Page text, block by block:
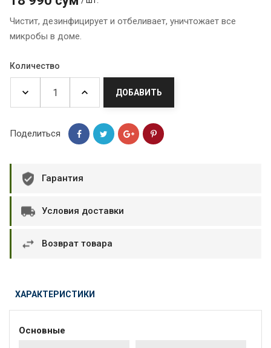
Чистит, дезинфицирует и отбеливает, уничтожает все
микробы в доме.
Количество
ДОБАВИТЬ
Поделиться
Гарантия
Условия доставки
Возврат товара
ХАРАКТЕРИСТИКИ
Основные